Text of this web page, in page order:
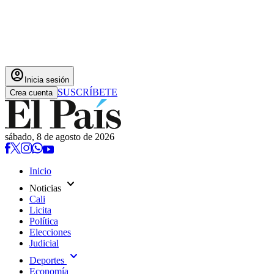
account_circle Inicia sesión
Crea cuenta SUSCRÍBETE
sábado, 8 de agosto de 2026
Inicio
Noticias expand_more
Cali
Licita
Política
Elecciones
Judicial
Deportes expand_more
Economía